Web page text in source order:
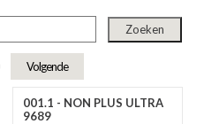
Volgende
001.1 - NON PLUS ULTRA
9689